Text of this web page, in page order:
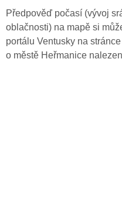
Předpověď počasí (vývoj
oblačnosti) na mapě si
portálu Ventusky na stránce
o městě Heřmanice